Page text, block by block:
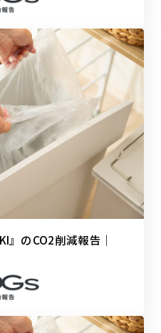
』のCO2削減報告｜